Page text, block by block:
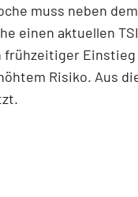
muss neben
einen aktuellen
Risiko. Aus